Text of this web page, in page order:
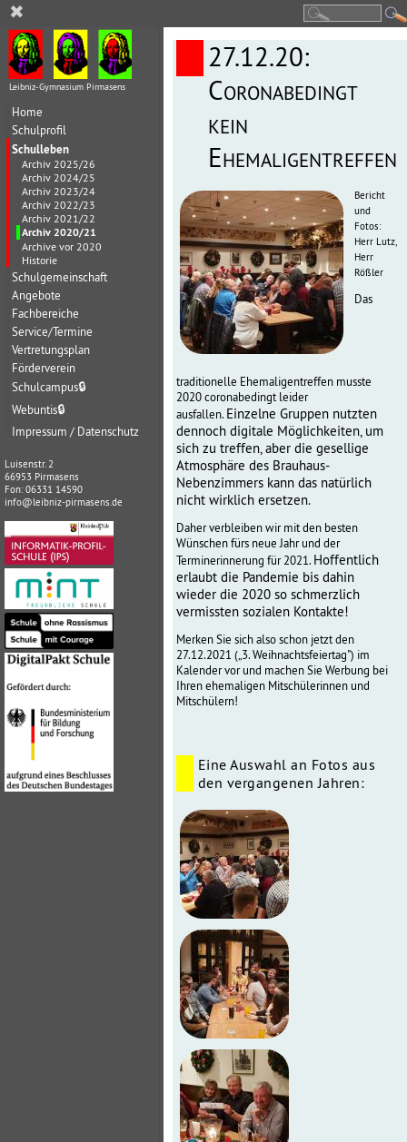
Leibniz-Gymnasium Pirmasens
Home
Schulprofil
Schulleben
Archiv 2025/26
Archiv 2024/25
Archiv 2023/24
Archiv 2022/23
Archiv 2021/22
Archiv 2020/21
Archive vor 2020
Historie
Schulgemeinschaft
Angebote
Fachbereiche
Service/Termine
Vertretungsplan
Förderverein
Schulcampus🔒
Webuntis🔒
Impressum / Datenschutz
Luisenstr. 2
66953 Pirmasens
Fon: 06331 14590
info@leibniz-pirmasens.de
27.12.20:
Coronabedingt
kein
Ehemaligentreffen
Bericht
und
Fotos:
Herr Lutz,
Herr
Rößler
Das
traditionelle Ehemaligentreffen musste
2020 coronabedingt leider
ausfallen. Einzelne Gruppen nutzten
dennoch digitale Möglichkeiten, um
sich zu treffen, aber die gesellige
Atmosphäre des Brauhaus-
Nebenzimmers kann das natürlich
nicht wirklich ersetzen.
Daher verbleiben wir mit den besten
Wünschen fürs neue Jahr und der
Terminerinnerung für 2021. Hoffentlich
erlaubt die Pandemie bis dahin
wieder die 2020 so schmerzlich
vermissten sozialen Kontakte!
Merken Sie sich also schon jetzt den
27.12.2021 („3. Weihnachtsfeiertag") im
Kalender vor und machen Sie Werbung bei
Ihren ehemaligen Mitschülerinnen und
Mitschülern!
Eine Auswahl an Fotos aus
den vergangenen Jahren:
✖